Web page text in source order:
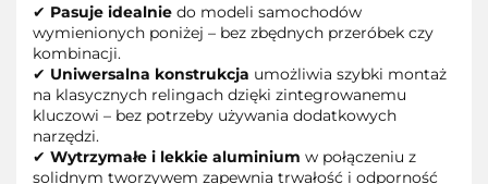
✔ Pasuje idealnie do modeli samochodów
wymienionych poniżej – bez zbędnych przeróbek czy
kombinacji.
✔ Uniwersalna konstrukcja umożliwia szybki montaż
na klasycznych relingach dzięki zintegrowanemu
kluczowi – bez potrzeby używania dodatkowych
narzędzi.
✔ Wytrzymałe i lekkie aluminium w połączeniu z
solidnym tworzywem zapewnia trwałość i odporność